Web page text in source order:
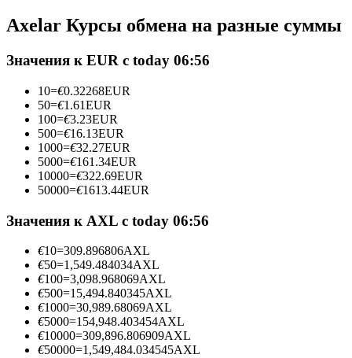
Присоединяйтесь к лучшим трейдерам
Станьте копи-трейдером
Наслаждайтесь распределением прибыли и комиссиями
Axelar Курсы обмена на разные суммы
Значения к EUR с today 06:56
10=€0.32268EUR
50=€1.61EUR
100=€3.23EUR
500=€16.13EUR
1000=€32.27EUR
5000=€161.34EUR
10000=€322.69EUR
50000=€1613.44EUR
Значения к AXL с today 06:56
€10=309.896806AXL
€50=1,549.484034AXL
€100=3,098.968069AXL
€500=15,494.840345AXL
€1000=30,989.68069AXL
€5000=154,948.403454AXL
€10000=309,896.806909AXL
€50000=1,549,484.034545AXL